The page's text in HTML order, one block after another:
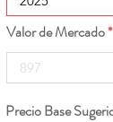
Valor de Mercado
Precio Base